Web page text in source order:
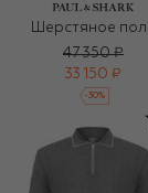
Шерстяное
47 350 ₽
33 150 ₽
-30%